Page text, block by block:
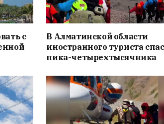
с
В Алматинской области
иностранного туриста
пика-четырехтысячника